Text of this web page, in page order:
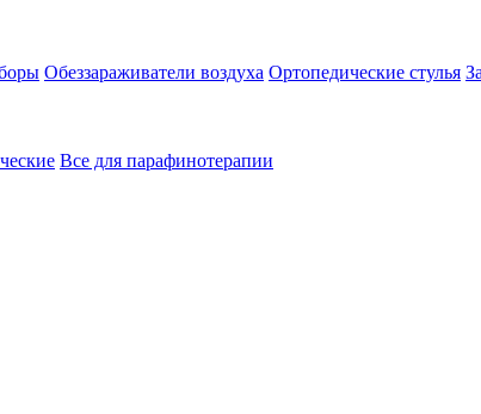
Обеззараживатели воздуха Ортопедические стулья
Все для парафинотерапии